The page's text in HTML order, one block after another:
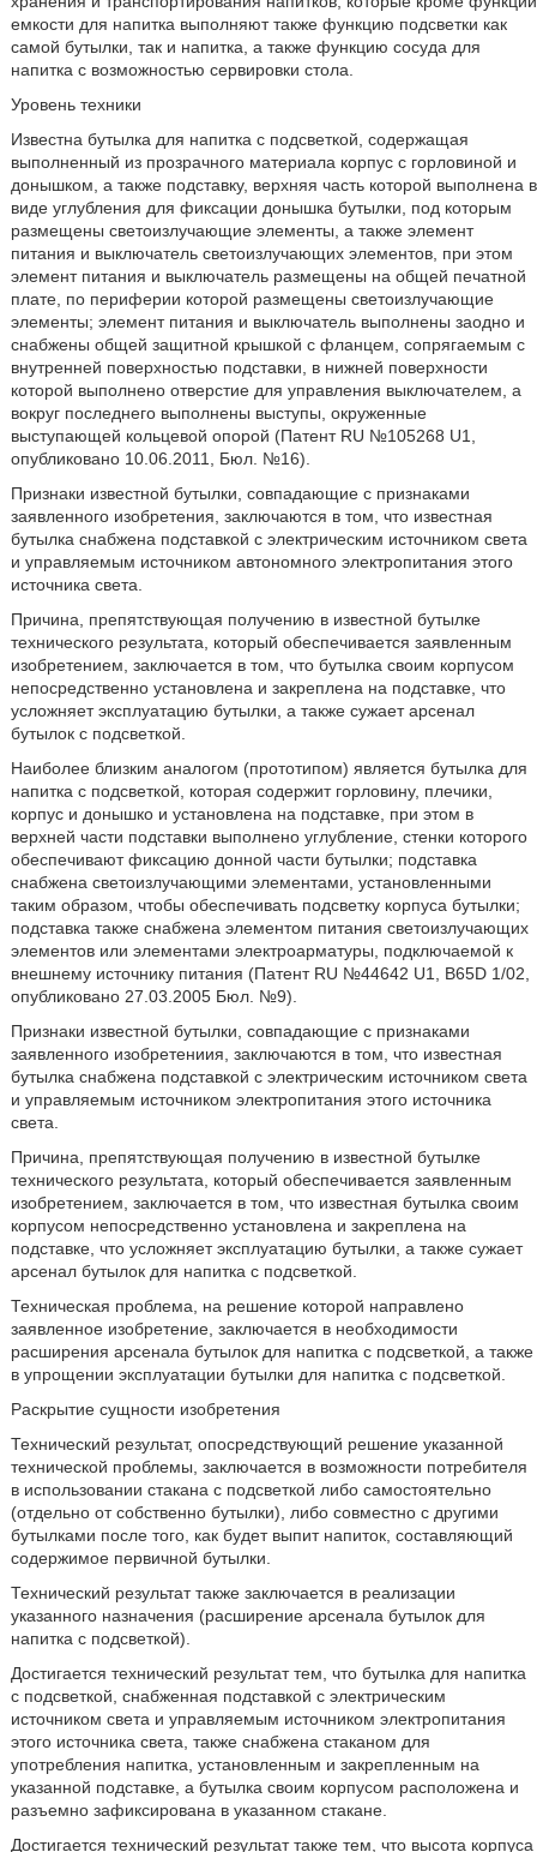
емкости для напитка выполняют также функцию подсветки как
самой бутылки, так и напитка, а также функцию сосуда для
напитка с возможностью сервировки стола.
Уровень техники
Известна бутылка для напитка с подсветкой, содержащая
выполненный из прозрачного материала корпус с горловиной и
донышком, а также подставку, верхняя часть которой выполнена в
виде углубления для фиксации донышка бутылки, под которым
размещены светоизлучающие элементы, а также элемент
питания и выключатель светоизлучающих элементов, при этом
элемент питания и выключатель размещены на общей печатной
плате, по периферии которой размещены светоизлучающие
элементы; элемент питания и выключатель выполнены заодно и
снабжены общей защитной крышкой с фланцем, сопрягаемым с
внутренней поверхностью подставки, в нижней поверхности
которой выполнено отверстие для управления выключателем, а
вокруг последнего выполнены выступы, окруженные
выступающей кольцевой опорой (Патент RU №105268 U1,
опубликовано 10.06.2011, Бюл. №16).
Признаки известной бутылки, совпадающие с признаками
заявленного изобретения, заключаются в том, что известная
бутылка снабжена подставкой с электрическим источником света
и управляемым источником автономного электропитания этого
источника света.
Причина, препятствующая получению в известной бутылке
технического результата, который обеспечивается заявленным
изобретением, заключается в том, что бутылка своим корпусом
непосредственно установлена и закреплена на подставке, что
усложняет эксплуатацию бутылки, а также сужает арсенал
бутылок с подсветкой.
Наиболее близким аналогом (прототипом) является бутылка для
напитка с подсветкой, которая содержит горловину, плечики,
корпус и донышко и установлена на подставке, при этом в
верхней части подставки выполнено углубление, стенки которого
обеспечивают фиксацию донной части бутылки; подставка
снабжена светоизлучающими элементами, установленными
таким образом, чтобы обеспечивать подсветку корпуса бутылки;
подставка также снабжена элементом питания светоизлучающих
элементов или элементами электроарматуры, подключаемой к
внешнему источнику питания (Патент RU №44642 U1, B65D 1/02,
опубликовано 27.03.2005 Бюл. №9).
Признаки известной бутылки, совпадающие с признаками
заявленного изобретениия, заключаются в том, что известная
бутылка снабжена подставкой с электрическим источником света
и управляемым источником электропитания этого источника
света.
Причина, препятствующая получению в известной бутылке
технического результата, который обеспечивается заявленным
изобретением, заключается в том, что известная бутылка своим
корпусом непосредственно установлена и закреплена на
подставке, что усложняет эксплуатацию бутылки, а также сужает
арсенал бутылок для напитка с подсветкой.
Техническая проблема, на решение которой направлено
заявленное изобретение, заключается в необходимости
расширения арсенала бутылок для напитка с подсветкой, а также
в упрощении эксплуатации бутылки для напитка с подсветкой.
Раскрытие сущности изобретения
Технический результат, опосредствующий решение указанной
технической проблемы, заключается в возможности потребителя
в использовании стакана с подсветкой либо самостоятельно
(отдельно от собственно бутылки), либо совместно с другими
бутылками после того, как будет выпит напиток, составляющий
содержимое первичной бутылки.
Технический результат также заключается в реализации
указанного назначения (расширение арсенала бутылок для
напитка с подсветкой).
Достигается технический результат тем, что бутылка для напитка
с подсветкой, снабженная подставкой с электрическим
источником света и управляемым источником электропитания
этого источника света, также снабжена стаканом для
употребления напитка, установленным и закрепленным на
указанной подставке, а бутылка своим корпусом расположена и
разъемно зафиксирована в указанном стакане.
Достигается технический результат также тем, что высота корпуса